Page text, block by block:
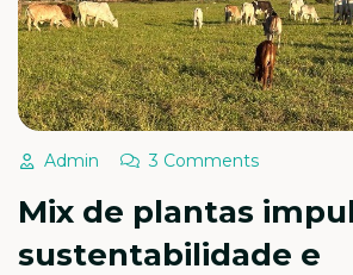
Admin 3 Comments
Mix de plantas
sustentabilidade e